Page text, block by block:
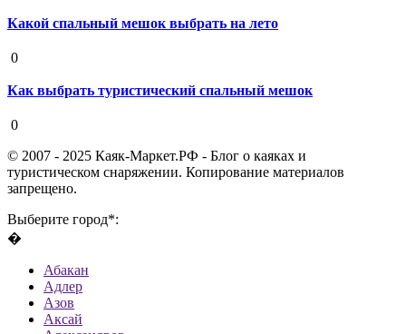
Какой спальный мешок выбрать на лето
0
Как выбрать туристический спальный мешок
0
© 2007 - 2025 Каяк-Маркет.РФ - Блог о каяках и
туристическом снаряжении. Копирование материалов
запрещено.
Выберите город*:
�
Абакан
Адлер
Азов
Аксай